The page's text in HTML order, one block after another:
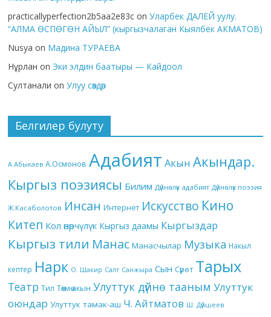
practicallyperfection2b5aa2e83c onУларбек ДАЛЕЙ уулу.
“АЛМА ӨСПӨГӨН АЙЫЛ” (кыргызчалаган Кыялбек АКМАТОВ)
Nusya on Мадина ТУРАЕВА
Нұрлан on Эки элдин баатыры — Кайдоол
Султанали onУлуу сөздөр
Белгилер булуту
А.Абыкаев А.Осмонов Адабият Акын Акындар.
Кыргыз поэзиясы Билим Дүйнөлүк адабият Дүйнөлүк поэзия
Ж.Касаболотов Инсан Интернет Искусство Кино
Китеп Кол өнөрчүлүк Кыргыз даамы Кыргыздар
Кыргыз тили Манас Манасчылар Музыка Накыл
кептер Нарк О. Шакир Салт Санжыра Сын Сүрөт Тарых
Театр Тил Төкмө акын Улуттук дүйнө тааным Улуттук
оюндар Улуттук тамак-аш Ч. Айтматов Ш. Дүйшеев